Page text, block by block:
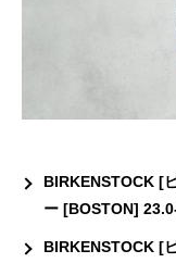
BIRKENSTOCK [
ー [BOSTON]
BIRKENSTOCK [